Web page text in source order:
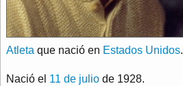
Atleta que nació en Estados Unidos.
Nació el 11 de julio de 1928.